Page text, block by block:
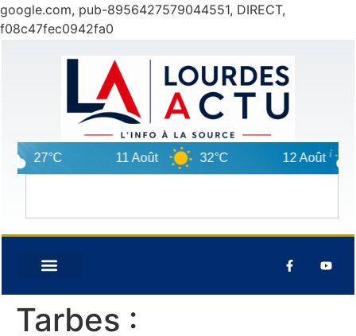
google.com, pub-8956427579044551, DIRECT,
f08c47fec0942fa0
27°C 11 Août 32°C 12 Août
Tarbes :